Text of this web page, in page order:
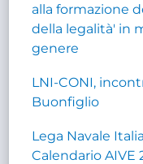
alla formazione
della legalità' in
genere
LNI-CONI,
Buonfiglio
Lega Navale
Calendario AIVE